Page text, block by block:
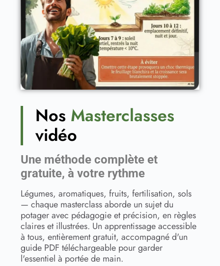
Nos Masterclasses
vidéo
Une méthode complète et
gratuite, à votre rythme
Légumes, aromatiques, fruits, fertilisation, sols
— chaque masterclass aborde un sujet du
potager avec pédagogie et précision, en règles
claires et illustrées. Un apprentissage accessible
à tous, entièrement gratuit, accompagné d'un
guide PDF téléchargeable pour garder
l'essentiel à portée de main.